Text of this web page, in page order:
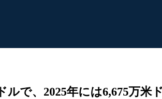
で、2025年には6,675万米